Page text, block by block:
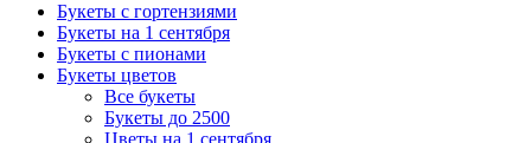
Букеты с гортензиями
Букеты на 1 сентября
Букеты с пионами
Букеты цветов
Все букеты
Букеты до 2500
Цветы на 1 сентября